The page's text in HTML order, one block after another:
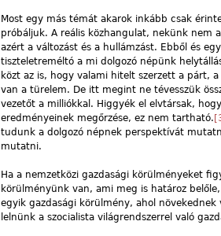
Most egy más témát akarok inkább csak
próbáljuk. A reális közhangulat, nekünk nem
azért a változást és a hullámzást. Ebből és
tiszteletreméltó a mi dolgozó népünk
közt az is, hogy valami hitelt szerzett a párt,
van a türelem. De itt megint ne tévesszük
vezetőt a milliókkal. Higgyék el elvtársak,
eredményeinek megőrzése, ez nem tartható.
tudunk a dolgozó népnek perspektívát
mutatni.
Ha a nemzetközi gazdasági körülményeket
körülményünk van, ami meg is határoz
egyik gazdasági körülmény, ahol
lelnünk a szocialista világrendszerrel való